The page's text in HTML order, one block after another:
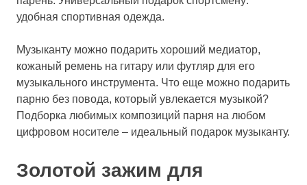
удобная спортивная одежда.
Музыканту можно подарить хороший медиатор,
кожаный ремень на гитару или футляр для его
музыкального инструмента. Что еще можно подарить
парню без повода, который увлекается музыкой?
Подборка любимых композиций парня на любом
цифровом носителе – идеальный подарок музыканту.
Золотой зажим для